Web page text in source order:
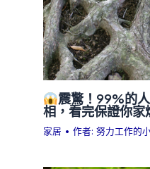
震驚！99%的
相，看完保證你家
家居 • 作者:努力工作的